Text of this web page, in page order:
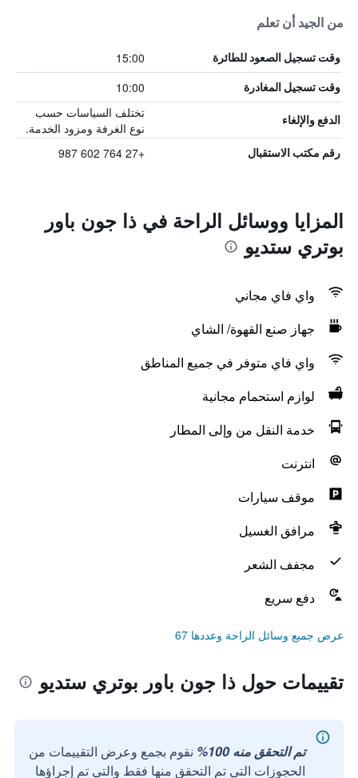
من الجيد أن تعلم
وقت تسجيل الصعود للطائرة 15:00
وقت تسجيل المغادرة 10:00
الدفع والإلغاء
تختلف السياسات حسب
نوع الغرفة ومزود الخدمة.
رقم مكتب الاستقبال +27 764 602 987
المزايا ووسائل الراحة في ذا جون باور
بوتري ستديو
واي فاي مجاني
جهاز صنع القهوة/ الشاي
واي فاي متوفر في جميع المناطق
لوازم استحمام مجانية
خدمة النقل من وإلى المطار
انترنت
موقف سيارات
مرافق الغسيل
مجفف الشعر
دفع سريع
عرض جميع وسائل الراحة وعددها 67
تقييمات حول ذا جون باور بوتري ستديو
تم التحقق منه 100%
نقوم بجمع وعرض التقييمات من
الحجوزات التي تم التحقق منها فقط والتي تم إجراؤها